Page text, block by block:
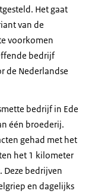
Het gaat
van de
voorkomen
bedrijf
de Nederlandse
bedrijf in Ede
één broederij.
gehad met het
het 1 kilometer
Deze bedrijven
en dagelijks